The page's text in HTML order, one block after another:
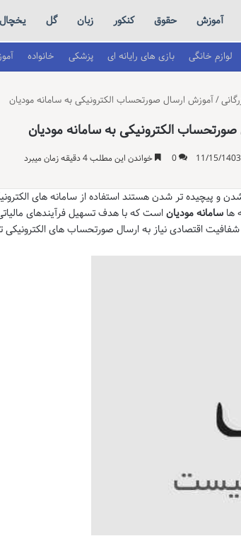
آموزش حقوق کنکور زبان گل یخچال
لوازم خانگی بازی های رایانه ای پزشکی خانواده
/آموزش ارسال صورتحساب الکترونیکی به سامانه مودیان
الکترونیکی به سامانه مودیان
0 خواندن این مطلب 4 دقیقه زمان میبرد
و پیچیده تر شدن هستند استفاده از سامانه های
هاسامانه مودیاناست که با هدف تسهیل فرآیندهای
اقتصادی نیاز به ارسال صورتحساب های الکترونیکی